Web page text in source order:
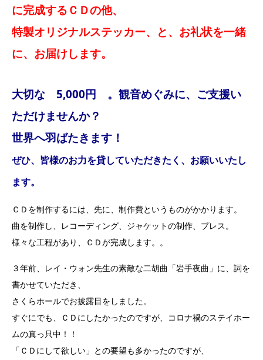
に完成するＣＤの他、
特製オリジナルステッカー、と、お礼状を一緒
に、お届けします。
大切な 5,000円 。観音めぐみに、ご支援い
ただけませんか？
世界へ羽ばたきます！
ぜひ、皆様のお力を貸していただきたく、お願いいたし
ます。
ＣＤを制作するには、先に、制作費というものがかかります。
曲を制作し、レコーディング、ジャケットの制作、プレス。
様々な工程があり、ＣＤが完成します。。
３年前、レイ・ウォン先生の素敵な二胡曲「岩手夜曲」に、詞を
書かせていただき、
さくらホールでお披露目をしました。
すぐにでも、ＣＤにしたかったのですが、コロナ禍のステイホー
ムの真っ只中！！
「ＣＤにして欲しい」との要望も多かったのですが、